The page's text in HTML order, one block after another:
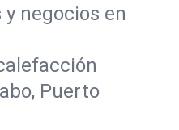
negocios en
Puerto